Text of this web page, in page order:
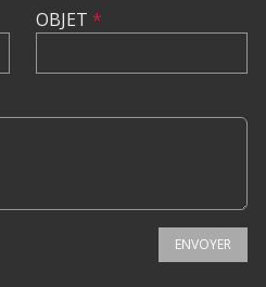
OBJET *
ENVOYER